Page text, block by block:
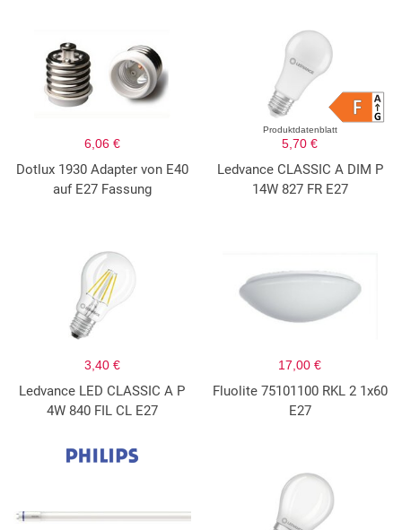
6,06 €
Dotlux 1930 Adapter von E40
auf E27 Fassung
Produktdatenblatt
5,70 €
Ledvance CLASSIC A DIM P
14W 827 FR E27
3,40 €
Ledvance LED CLASSIC A P
4W 840 FIL CL E27
17,00 €
Fluolite 75101100 RKL 2 1x60
E27